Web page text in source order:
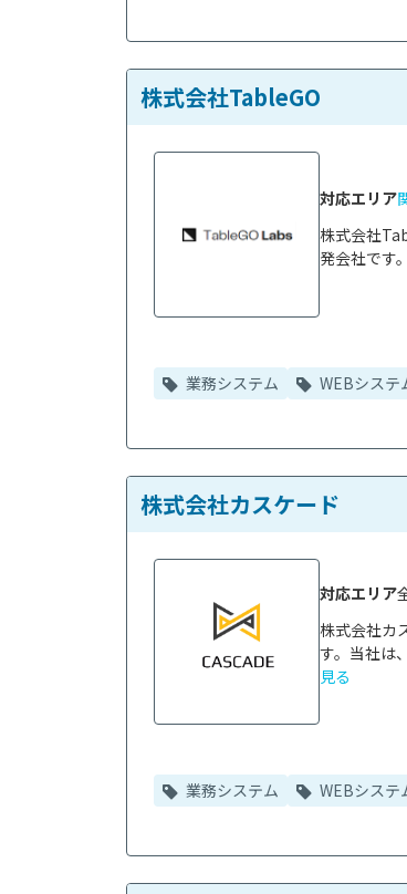
株式会社TableGO
株式会社
発会社です
対応エリア
業務システム WEBシステ
株式会社カスケード
株式会社カ
す。当社は
見る
対応エリア
業務システム WEBシステ